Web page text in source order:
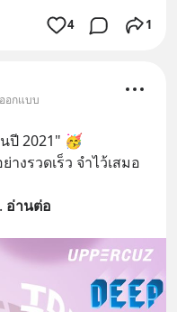
4 1
อกแบบ
ปี 2021" 🥳
งรวดเร็ว จำไว้เสมอ
อ่านต่อ